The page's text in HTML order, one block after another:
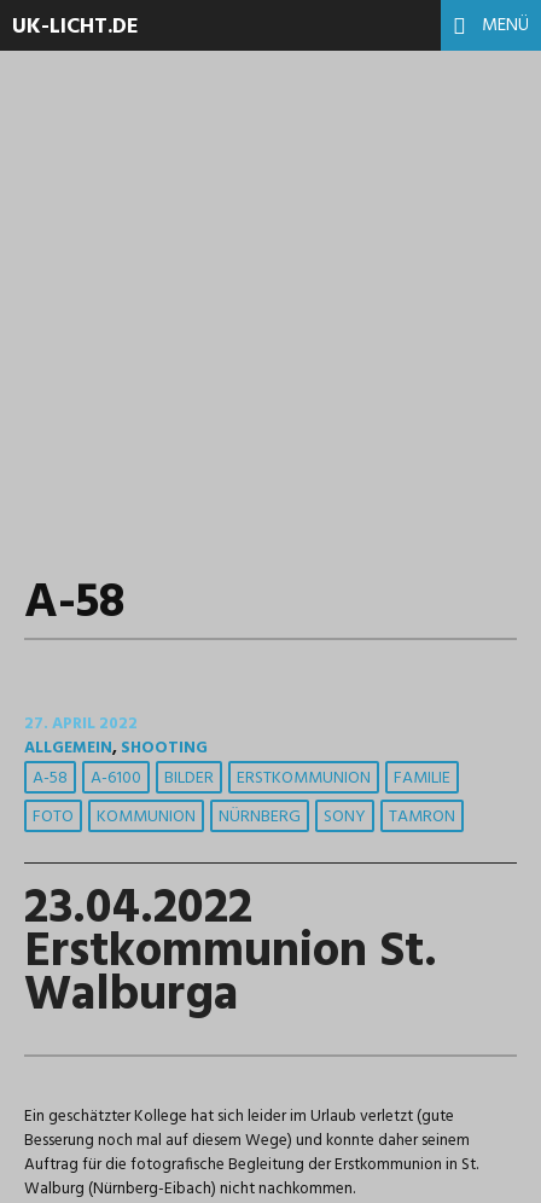
MENÜ
UK-LICHT.DE
A-58
27. APRIL 2022
ALLGEMEIN,SHOOTING
A-58 A-6100 BILDER ERSTKOMMUNION
FAMILIE
FOTO
KOMMUNION NÜRNBERG SONY TAMRON
23.04.2022
Erstkommunion St.
Walburga
Ein geschätzter Kollege hat sich leider im Urlaub verletzt (gute
Besserung noch mal auf diesem Wege) und konnte daher seinem
Auftrag für die fotografische Begleitung der Erstkommunion in St.
Walburg (Nürnberg-Eibach) nicht nachkommen.